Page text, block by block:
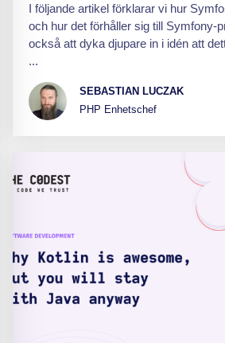
I följande artikel förklarar vi hur
och hur det förhåller sig till Symfony-
också att dyka djupare in i idén att
...
SEBASTIAN LUCZAK
PHP Enhetschef